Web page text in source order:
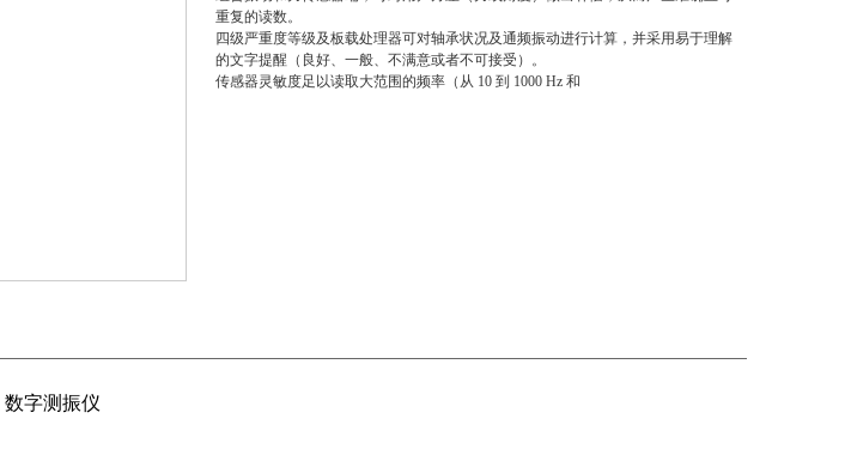
重复的读数。
四级严重度等级及板载处理器可对轴承状况及通频振动进行计算，并采用易于理解
的文字提醒（良好、一般、不满意或者不可接受）。
传感器灵敏度足以读取大范围的频率（从 10 到 1000 Hz 和
字测振仪